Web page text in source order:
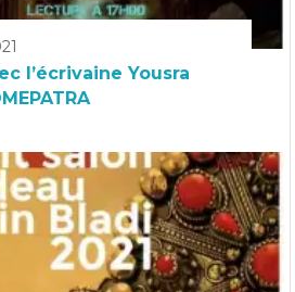
l’écrivaine Yousra